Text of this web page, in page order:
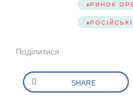
РИНОК
Поділитися:
SHARE